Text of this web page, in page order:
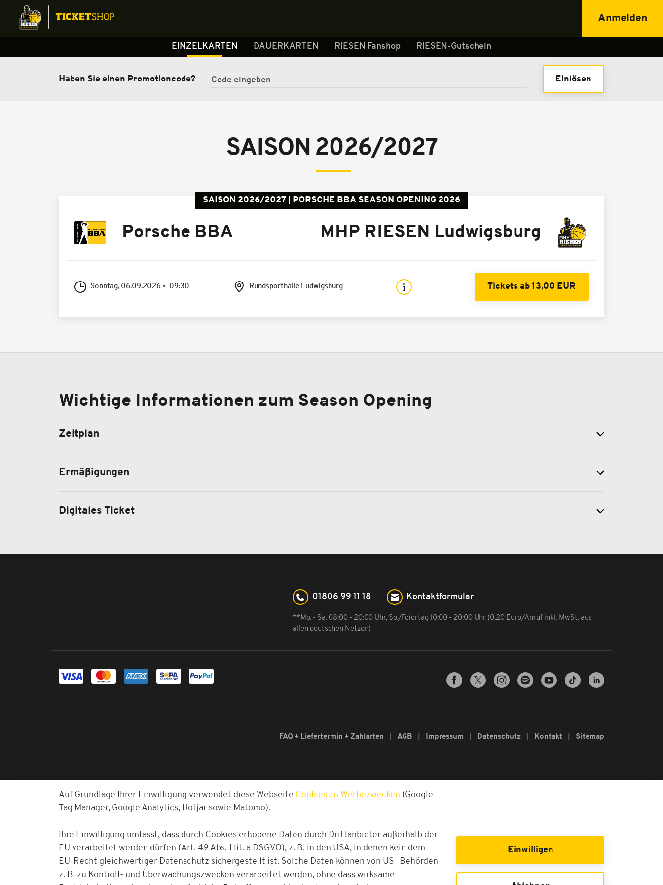
Anmelden
EINZELKARTEN DAUERKARTEN RIESEN Fanshop RIESEN-Gutschein
Haben Sie einen Promotioncode? Einlösen
SAISON 2026/2027
SAISON 2026/2027 PORSCHE BBA SEASON OPENING 2026
Porsche BBA MHP RIESEN Ludwigsburg
Sonntag, 06.09.2026 09:30 Rundsporthalle Ludwigsburg Tickets ab 13,00 EUR
Wichtige Informationen zum Season Opening
Zeitplan
Ermäßigungen
Digitales Ticket
01806 99 11 18 Kontaktformular
**Mo. - Sa. 08:00 - 20:00 Uhr, So./Feiertag 10:00 - 20:00 Uhr (0,20 Euro/Anruf inkl. MwSt. aus
allen deutschen Netzen)
FAQ + Liefertermin + Zahlarten AGB Impressum Datenschutz Kontakt Sitemap
Auf Grundlage Ihrer Einwilligung verwendet diese Webseite Cookies zu Werbezwecken (Google
Tag Manager, Google Analytics, Hotjar sowie Matomo).
Ihre Einwilligung umfasst, dass durch Cookies erhobene Daten durch Drittanbieter außerhalb der
EU verarbeitet werden dürfen (Art. 49 Abs. 1 lit. a DSGVO), z. B. in den USA, in denen kein dem
EU-Recht gleichwertiger Datenschutz sichergestellt ist. Solche Daten können von US- Behörden
z. B. zu Kontroll- und Überwachungszwecken verarbeitet werden, ohne dass wirksame
Einwilligen